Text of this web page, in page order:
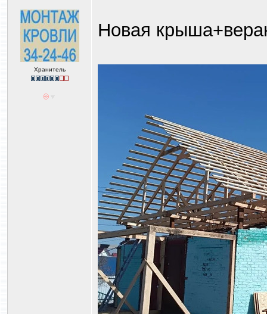
Хранитель
Новая